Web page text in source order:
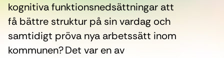
kognitiva funktionsnedsättningar att
få bättre struktur på sin vardag och
samtidigt pröva nya arbetssätt inom
kommunen? Det var en av